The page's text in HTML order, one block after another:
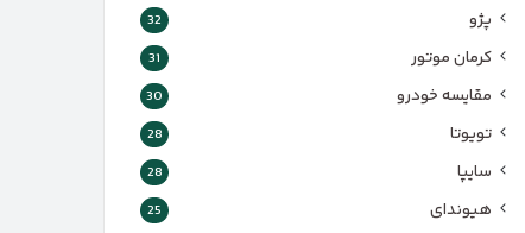
پژو 32
کرمان موتور 31
مقایسه خودرو 30
تویوتا 28
سایپا 28
هیوندای 25